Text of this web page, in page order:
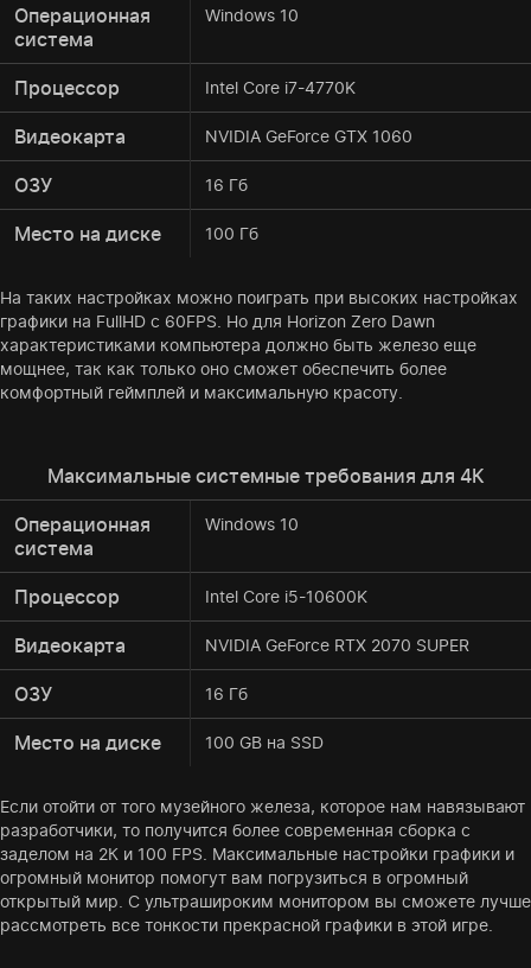
Операционная
система
Windows 10
Процессор Intel Core i7-4770K
Видеокарта NVIDIA GeForce GTX 1060
ОЗУ 16 Гб
Место на диске 100 Гб
На таких настройках можно поиграть при высоких настройках
графики на FullHD с 60FPS. Но для Horizon Zero Dawn
характеристиками компьютера должно быть железо еще
мощнее, так как только оно сможет обеспечить более
комфортный геймплей и максимальную красоту.
Максимальные системные требования для 4К
Операционная
система
Windows 10
Процессор Intel Core i5-10600K
Видеокарта NVIDIA GeForce RTX 2070 SUPER
ОЗУ 16 Гб
Место на диске 100 GB на SSD
Если отойти от того музейного железа, которое нам навязывают
разработчики, то получится более современная сборка с
заделом на 2К и 100 FPS. Максимальные настройки графики и
огромный монитор помогут вам погрузиться в огромный
открытый мир. С ультрашироким монитором вы сможете лучше
рассмотреть все тонкости прекрасной графики в этой игре.